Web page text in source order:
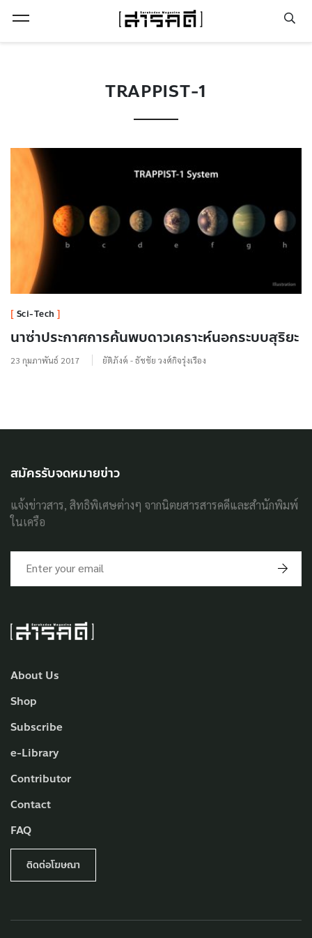
TRAPPIST-1
Sci-Tech
นาซ่าประกาศการค้นพบดาวเคราะห์นอกระบบสุริยะ
23 กุมภาพันธ์ 2017 ยัติภังค์ - ธัชชัย วงศ์กิจรุ่งเรือง
About Us
Shop
Subscribe
e-Library
Contributor
Contact
FAQ
ติดต่อโฆษณา
สมัครรับจดหมายข่าว
แจ้งข่าวสาร, สิทธิพิเศษต่างๆ จากนิตยสารสารคดีและสำนักพิมพ์
ในเครือ